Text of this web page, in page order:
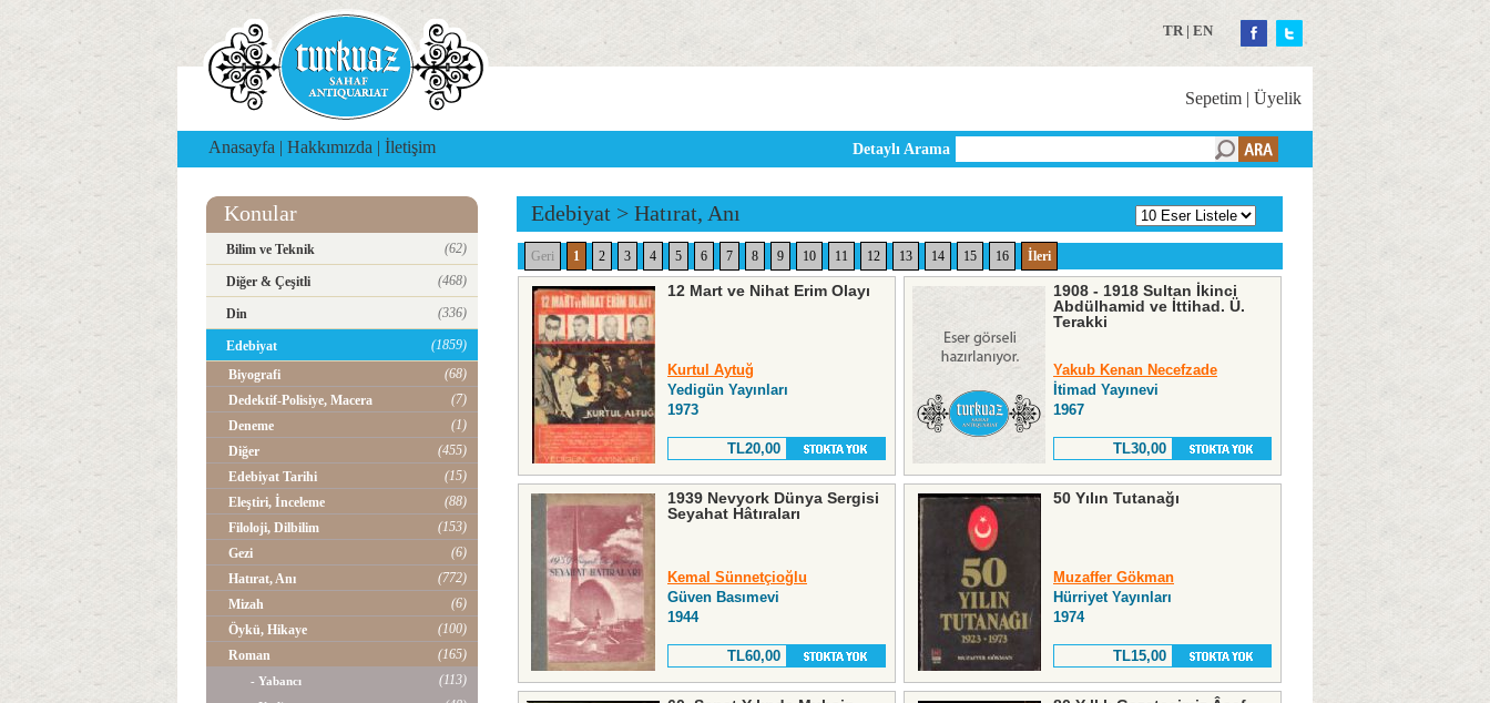
TR| EN
Sepetim | Üyelik
Anasayfa | Hakkımızda | İletişim Detaylı Arama
Konular
Bilim ve Teknik (62)
Diğer & Çeşitli (468)
Din (336)
Edebiyat
(1859)
Biyografi
(68)
Dedektif-Polisiye, Macera
(7)
Deneme
(1)
Diğer
(455)
Edebiyat Tarihi
(15)
Eleştiri, İnceleme
(88)
Filoloji, Dilbilim
(153)
Gezi
(6)
Hatırat, Anı
(772)
Mizah
(6)
Öykü, Hikaye
(100)
Roman
(165)
- Yabancı (113)
Edebiyat > Hatırat, Anı
Geri 1 2 3 4 5 6 7 8 9 10 11 12 13 14 15 16 İleri
12 Mart ve Nihat Erim Olayı
Kurtul Aytuğ
Yedigün Yayınları
1973
TL20,00
1908 - 1918 Sultan İkinci
Abdülhamid ve İttihad. Ü.
Terakki
Yakub Kenan Necefzade
İtimad Yayınevi
1967
TL30,00
1939 Nevyork Dünya Sergisi
Seyahat Hâtıraları
Kemal Sünnetçioğlu
Güven Basımevi
1944
TL60,00
50 Yılın Tutanağı
Muzaffer Gökman
Hürriyet Yayınları
1974
TL15,00